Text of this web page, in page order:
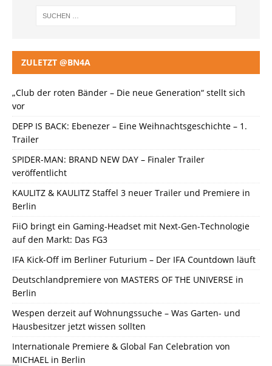
ZULETZT @BN4A
„Club der roten Bänder – Die neue Generation“ stellt sich
vor
DEPP IS BACK: Ebenezer – Eine Weihnachtsgeschichte – 1.
Trailer
SPIDER-MAN: BRAND NEW DAY – Finaler Trailer
veröffentlicht
KAULITZ & KAULITZ Staffel 3 neuer Trailer und Premiere in
Berlin
FiiO bringt ein Gaming-Headset mit Next-Gen-Technologie
auf den Markt: Das FG3
IFA Kick-Off im Berliner Futurium – Der IFA Countdown läuft
Deutschlandpremiere von MASTERS OF THE UNIVERSE in
Berlin
Wespen derzeit auf Wohnungssuche – Was Garten- und
Hausbesitzer jetzt wissen sollten
Internationale Premiere & Global Fan Celebration von
MICHAEL in Berlin